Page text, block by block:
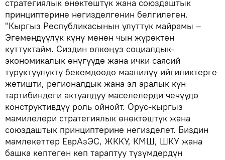
стратегиялык өнөктөштүк жана союздаштык
принциптерине негизделгенин белгилеген.
"Кыргыз Республикасынын улуттук майрамы –
Эгемендүүлүк күнү менен чын жүрөктөн
куттуктайм. Сиздин өлкөңүз социалдык-
экономикалык өнүгүүдө жана ички саясий
туруктуулукту бекемдөөдө маанилүү ийгиликтерге
жетишти, регионалдык жана эл аралык күн
тартибиндеги актуалдуу маселелерди чечүүдө
конструктивдүү роль ойнойт. Орус-кыргыз
мамилелери стратегиялык өнөктөштүк жана
союздаштык принциптерине негизделет. Биздин
мамлекеттер ЕврАзЭС, ЖККУ, КМШ, ШКУ жана
башка көптөгөн көп тараптуу түзүмдөрдүн